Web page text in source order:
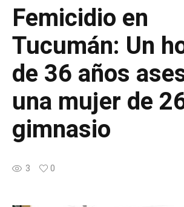
Femicidio en
Tucumán: Un
de 36 años
una mujer de
gimnasio
3 0